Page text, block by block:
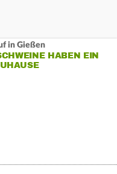
in Gießen
HABEN EIN